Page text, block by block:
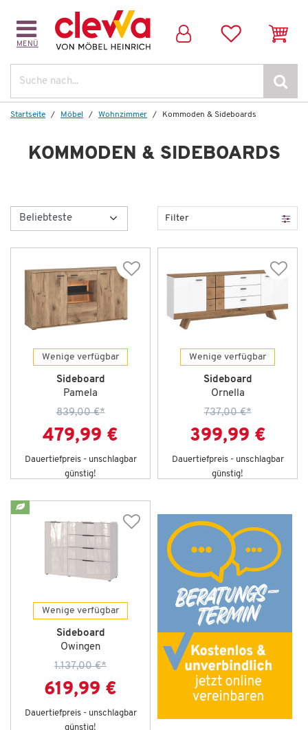
MENÜ
Startseite Möbel Wohnzimmer Kommoden & Sideboards
KOMMODEN & SIDEBOARDS
Filter
Wenige verfügbar
Sideboard
Pamela
839,00 €*
479,99 €
Dauertiefpreis - unschlagbar
günstig!
Wenige verfügbar
Sideboard
Ornella
737,00 €*
399,99 €
Dauertiefpreis - unschlagbar
günstig!
Wenige verfügbar
Sideboard
Owingen
1.137,00 €*
619,99 €
Dauertiefpreis - unschlagbar
günstig!